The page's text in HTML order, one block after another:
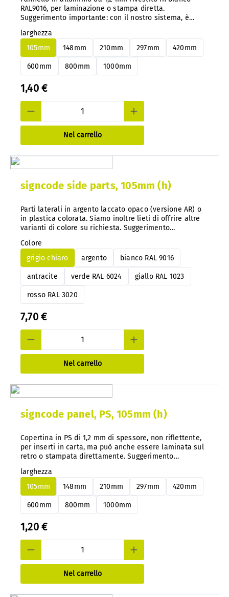
RAL9016, per laminazione o stampa diretta.
Suggerimento importante: con il nostro sistema, è
PS in qualsiasi momento senza smontarli.
larghezza
105mm
148mm 210mm 297mm 420mm
600mm 800mm 1000mm
1,40 €
Nel carrello
signcode side parts, 105mm (h)
Parti laterali in argento laccato opaco (versione AR) o
in plastica colorata. Siamo inoltre lieti di offrire altre
varianti di colore su richiesta. Suggerimento
modificare facilmente il codice colore in qualsiasi
momento e in un secondo momento, senza doverlo
smontare.
Colore
grigio chiaro
argento bianco RAL 9016
antracite verde RAL 6024 giallo RAL 1023
rosso RAL 3020
7,70 €
Nel carrello
signcode panel, PS, 105mm (h)
Copertina in PS di 1,2 mm di spessore, non riflettente,
per inserti in carta, ma può anche essere laminata sul
retro o stampata direttamente. Suggerimento
facilmente i pannelli in alluminio o PS in qualsiasi
momento e in un secondo momento, senza smontarli.
larghezza
105mm
148mm 210mm 297mm 420mm
600mm 800mm 1000mm
1,20 €
Nel carrello